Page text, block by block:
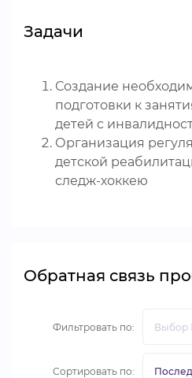
Задачи
Создание
подготовки к
детей с
Организация
детской
следж-хоккею
Обратная связь
Фильтровать по:
Сортировать по: